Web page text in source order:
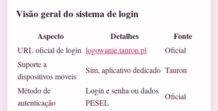
Visão geral do sistema de login
Aspecto Detalhes Fonte
URL oficial de login logowanie.tauron.pl
Oficial
Suporte a
dispositivos móveis
Sim, aplicativo dedicado Tauron
Método de
autenticação
Login e senha ou dados
PESEL
Oficial